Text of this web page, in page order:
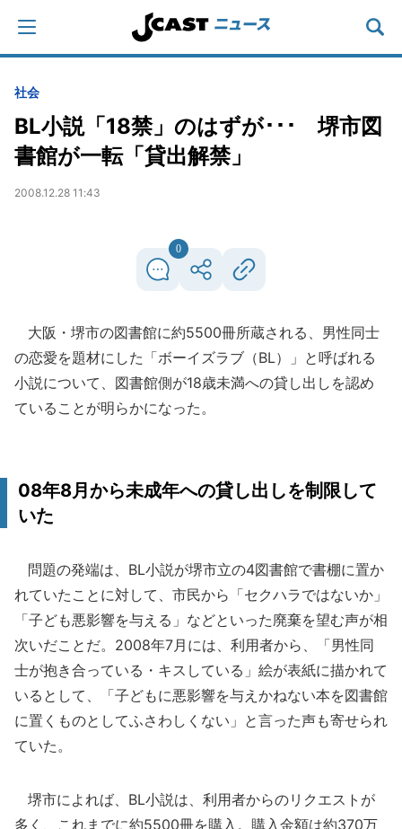
社会
BL小説「18禁」のはずが･･･ 堺市図
書館が一転「貸出解禁」
2008.12.28 11:43
0
大阪・堺市の図書館に約5500冊所蔵される、男性同士
の恋愛を題材にした「ボーイズラブ（BL）」と呼ばれる
小説について、図書館側が18歳未満への貸し出しを認め
ていることが明らかになった。
08年8月から未成年への貸し出しを制限して
いた
問題の発端は、BL小説が堺市立の4図書館で書棚に置か
れていたことに対して、市民から「セクハラではないか」
「子ども悪影響を与える」などといった廃棄を望む声が相
次いだことだ。2008年7月には、利用者から、「男性同
士が抱き合っている・キスしている」絵が表紙に描かれて
いるとして、「子どもに悪影響を与えかねない本を図書館
に置くものとしてふさわしくない」と言った声も寄せられ
ていた。
堺市によれば、BL小説は、利用者からのリクエストが
多く、これまでに約5500冊を購入。購入金額は約370万